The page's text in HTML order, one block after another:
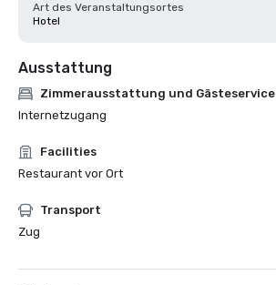
Art des Veranstaltungsortes
Hotel
Ausstattung
Zimmerausstattung und Gästeservice
Internetzugang
Facilities
Restaurant vor Ort
Transport
Zug